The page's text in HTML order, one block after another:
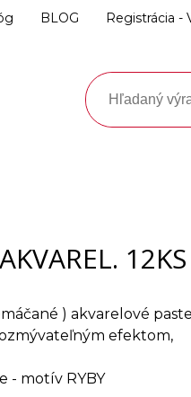
BLOG Registrácia -
12KS
) akvarelové
efektom,
- motív RYBY